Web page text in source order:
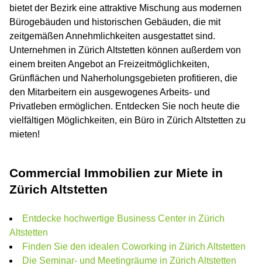
bietet der Bezirk eine attraktive Mischung aus modernen
Bürogebäuden und historischen Gebäuden, die mit
zeitgemäßen Annehmlichkeiten ausgestattet sind.
Unternehmen in Zürich Altstetten können außerdem von
einem breiten Angebot an Freizeitmöglichkeiten,
Grünflächen und Naherholungsgebieten profitieren, die
den Mitarbeitern ein ausgewogenes Arbeits- und
Privatleben ermöglichen. Entdecken Sie noch heute die
vielfältigen Möglichkeiten, ein Büro in Zürich Altstetten zu
mieten!
Commercial Immobilien zur Miete in
Zürich Altstetten
Entdecke hochwertige Business Center in Zürich
Altstetten
Finden Sie den idealen Coworking in Zürich Altstetten
Die Seminar- und Meetingräume in Zürich Altstetten